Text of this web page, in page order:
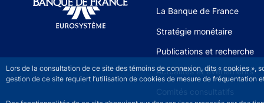
Lors de la consultation de ce site des témoins de connexion, dits « cookies
gestion de ce site requiert l’utilisation de cookies de mesure de
La Banque de France
Stratégie monétaire
Publications et recherche
Actualités et événements
Comités consultatifs